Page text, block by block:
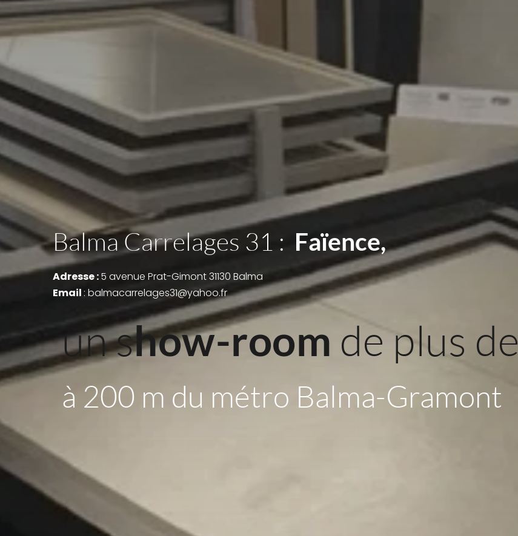
Balma Carrelages 31 : Sanitaires,
Adresse : 5 avenue Prat-Gimont 31130 Balma
Email : balmacarrelages31@yahoo.fr
un show-room de plus de
à 200 m du métro Balma-Gramont